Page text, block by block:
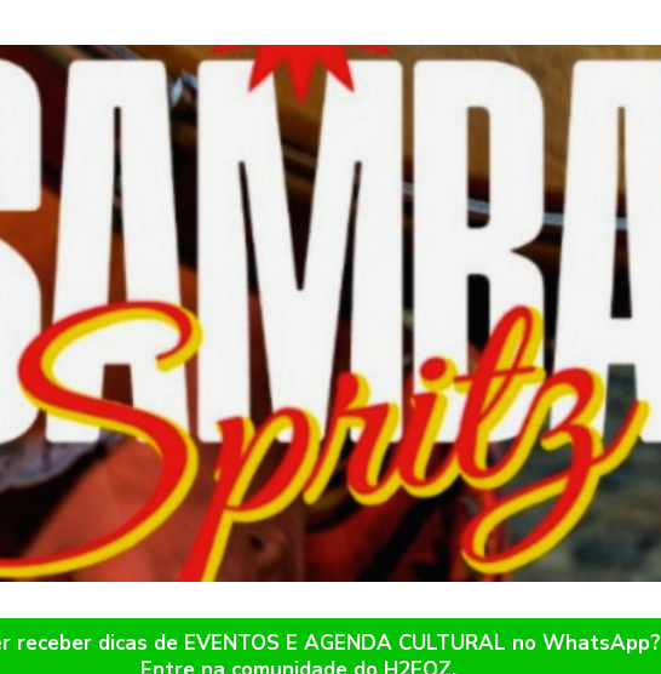
receber dicas de EVENTOS E AGENDA CULTURAL no WhatsApp?